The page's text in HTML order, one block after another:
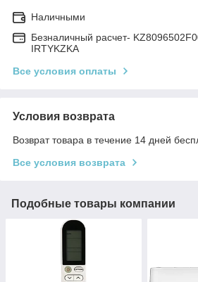
Наличными
Безналичный расчет-
IRTYKZKA
Все условия оплаты
Условия возврата
Возврат товара в течение 14 дней
Все условия возврата
Подобные товары компании